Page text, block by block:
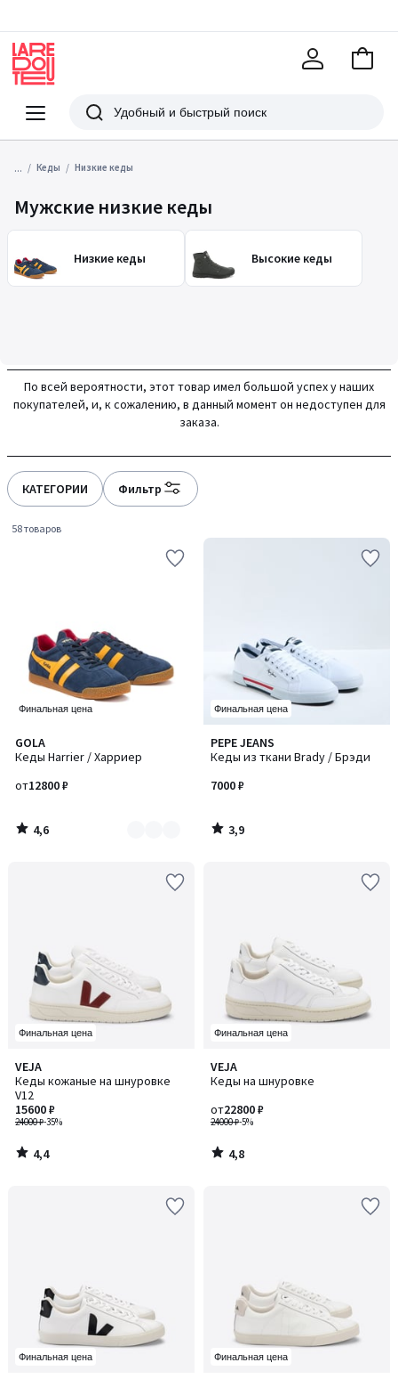
Меню
Redoute
Поиск
В
... Кеды Низкие кеды
Мужские низкие кеды
Низкие кеды Высокие кеды
По всей вероятности, этот товар имел большой успех у наших
покупателей, и, к сожалению, в данный момент он недоступен для
заказа.
КАТЕГОРИИ Фильтр
58 товаров
Финальная цена
GOLA
Кеды Harrier / Харриер
от12800 ₽
4,6
/ 5
Количество
цветов:
4,6
/
Финальная цена
PEPE JEANS
Кеды из ткани Brady / Брэди
7000 ₽
3,9
/ 5
3,9
/
Финальная цена
VEJA
Кеды кожаные на шнуровке
V12
24000 ₽-35%
15600 ₽
4,4
/ 5
4,4
/
Финальная цена
VEJA
Кеды на шнуровке
24000 ₽-5%
от22800 ₽
4,8
/ 5
4,8
/
Финальная цена Финальная цена